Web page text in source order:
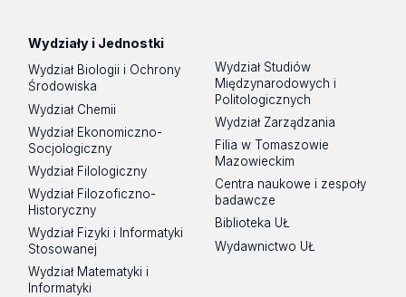
Wydziały i Jednostki
Wydział Biologii i Ochrony
Środowiska
Wydział Chemii
Wydział Ekonomiczno-
Socjologiczny
Wydział Filologiczny
Wydział Filozoficzno-
Historyczny
Wydział Fizyki i Informatyki
Stosowanej
Wydział Matematyki i
Informatyki
Wydział Studiów
Międzynarodowych i
Politologicznych
Wydział Zarządzania
Filia w Tomaszowie
Mazowieckim
Centra naukowe i zespoły
badawcze
Biblioteka UŁ
Wydawnictwo UŁ